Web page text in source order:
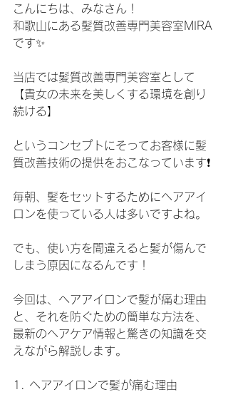
こんにちは、みなさん！
和歌山にある髪質改善専門美容室MIRA
です✨
当店では髪質改善専門美容室として
【貴女の未来を美しくする環境を創り
続ける】
というコンセプトにそってお客様に髪
質改善技術の提供をおこなっています❗️
毎朝、髪をセットするためにヘアアイ
ロンを使っている人は多いですよね。
でも、使い方を間違えると髪が傷んで
しまう原因になるんです！
今回は、ヘアアイロンで髪が痛む理由
と、それを防ぐための簡単な方法を、
最新のヘアケア情報と驚きの知識を交
えながら解説します。
1. ヘアアイロンで髪が痛む理由